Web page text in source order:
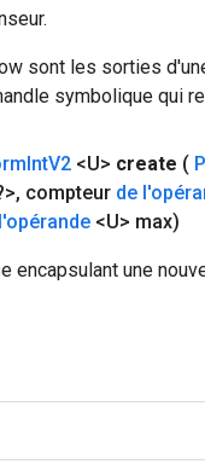
sont les sorties
symbolique qui
IntV2 <U> create (
, compteur de
<U> max)
encapsulant une